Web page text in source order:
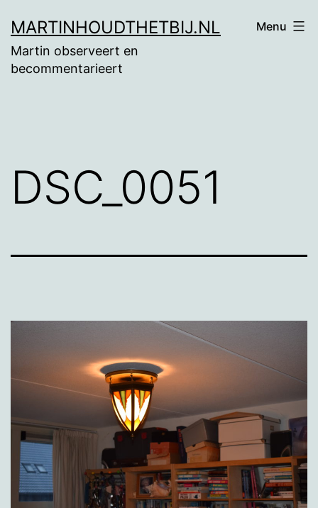
naar
de
MARTINHOUDTHETBIJ.NL
Martin observeert en
becommentarieert
Menu
DSC_0051